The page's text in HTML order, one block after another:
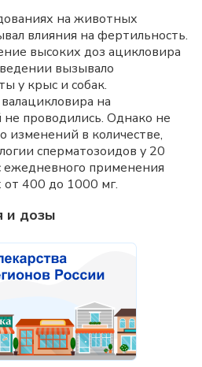
на животных
влияния на фертильность.
высоких доз ацикловира
вызывало
у крыс и собак.
на
проводились. Однако не
изменений в количестве,
сперматозоидов у 20
ежедневного применения
от 400 до 1000 мг.
и дозы